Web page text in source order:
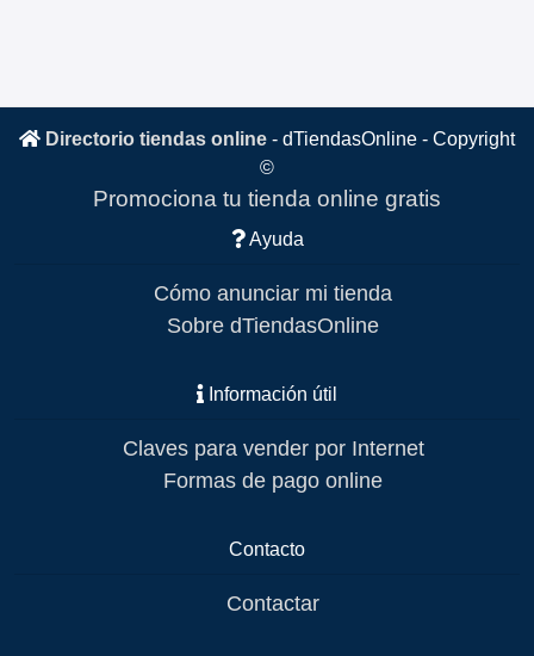
Directorio tiendas online - dTiendasOnline - Copyright
©
Promociona tu tienda online gratis
Ayuda
Cómo anunciar mi tienda
Sobre dTiendasOnline
Información útil
Claves para vender por Internet
Formas de pago online
Contacto
Contactar